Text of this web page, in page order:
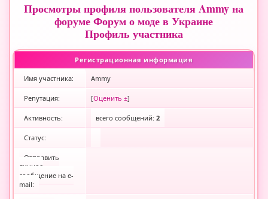
Просмотры профиля пользователя Ammy на
форуме Форум о моде в Украине
Профиль участника
Регистрационная информация
Имя участника: Ammy
Репутация: [Оценить ±]
Активность: всего сообщений:2
Статус:
Отправить
личное
сообщение на e-
mail: